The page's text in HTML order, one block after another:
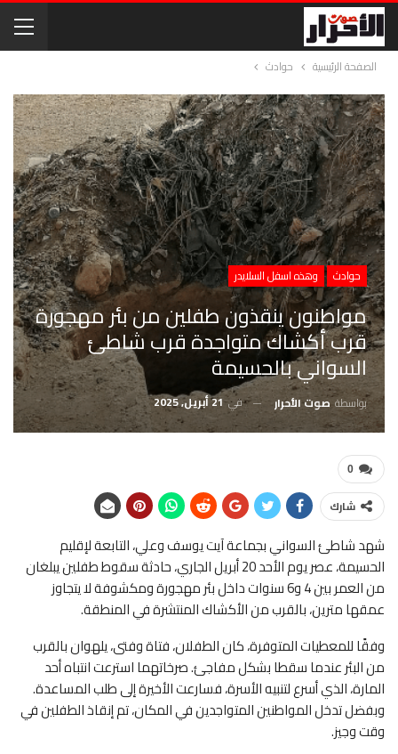
الصفحة الرئيسية حوادث
حوادث وهذه اسفل السلايدر
مواطنون ينقذون طفلين من بئر مهجورة
قرب أكشاك متواجدة قرب شاطئ
السواني بالحسيمة
بواسطةصوت الأحرار في21 أبريل, 2025
0
شارك
شهد شاطئ السواني بجماعة آيت يوسف وعلي، التابعة لإقليم
الحسيمة، عصر يوم الأحد 20 أبريل الجاري، حادثة سقوط طفلين يبلغان
من العمر بين 4 و6 سنوات داخل بئر مهجورة ومكشوفة لا يتجاوز
عمقها مترين، بالقرب من الأكشاك المنتشرة في المنطقة.
وفقًا للمعطيات المتوفرة، كان الطفلان، فتاة وفتى، يلهوان بالقرب
من البئر عندما سقطا بشكل مفاجئ. صرخاتهما استرعت انتباه أحد
المارة، الذي أسرع لتنبيه الأسرة، فسارعت الأخيرة إلى طلب المساعدة.
وبفضل تدخل المواطنين المتواجدين في المكان، تم إنقاذ الطفلين في
وقت وجيز.